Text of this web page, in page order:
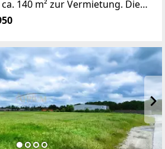
140 m² zur Vermietung. Die
befindet sich im 1.
überzeugt durch großzügige